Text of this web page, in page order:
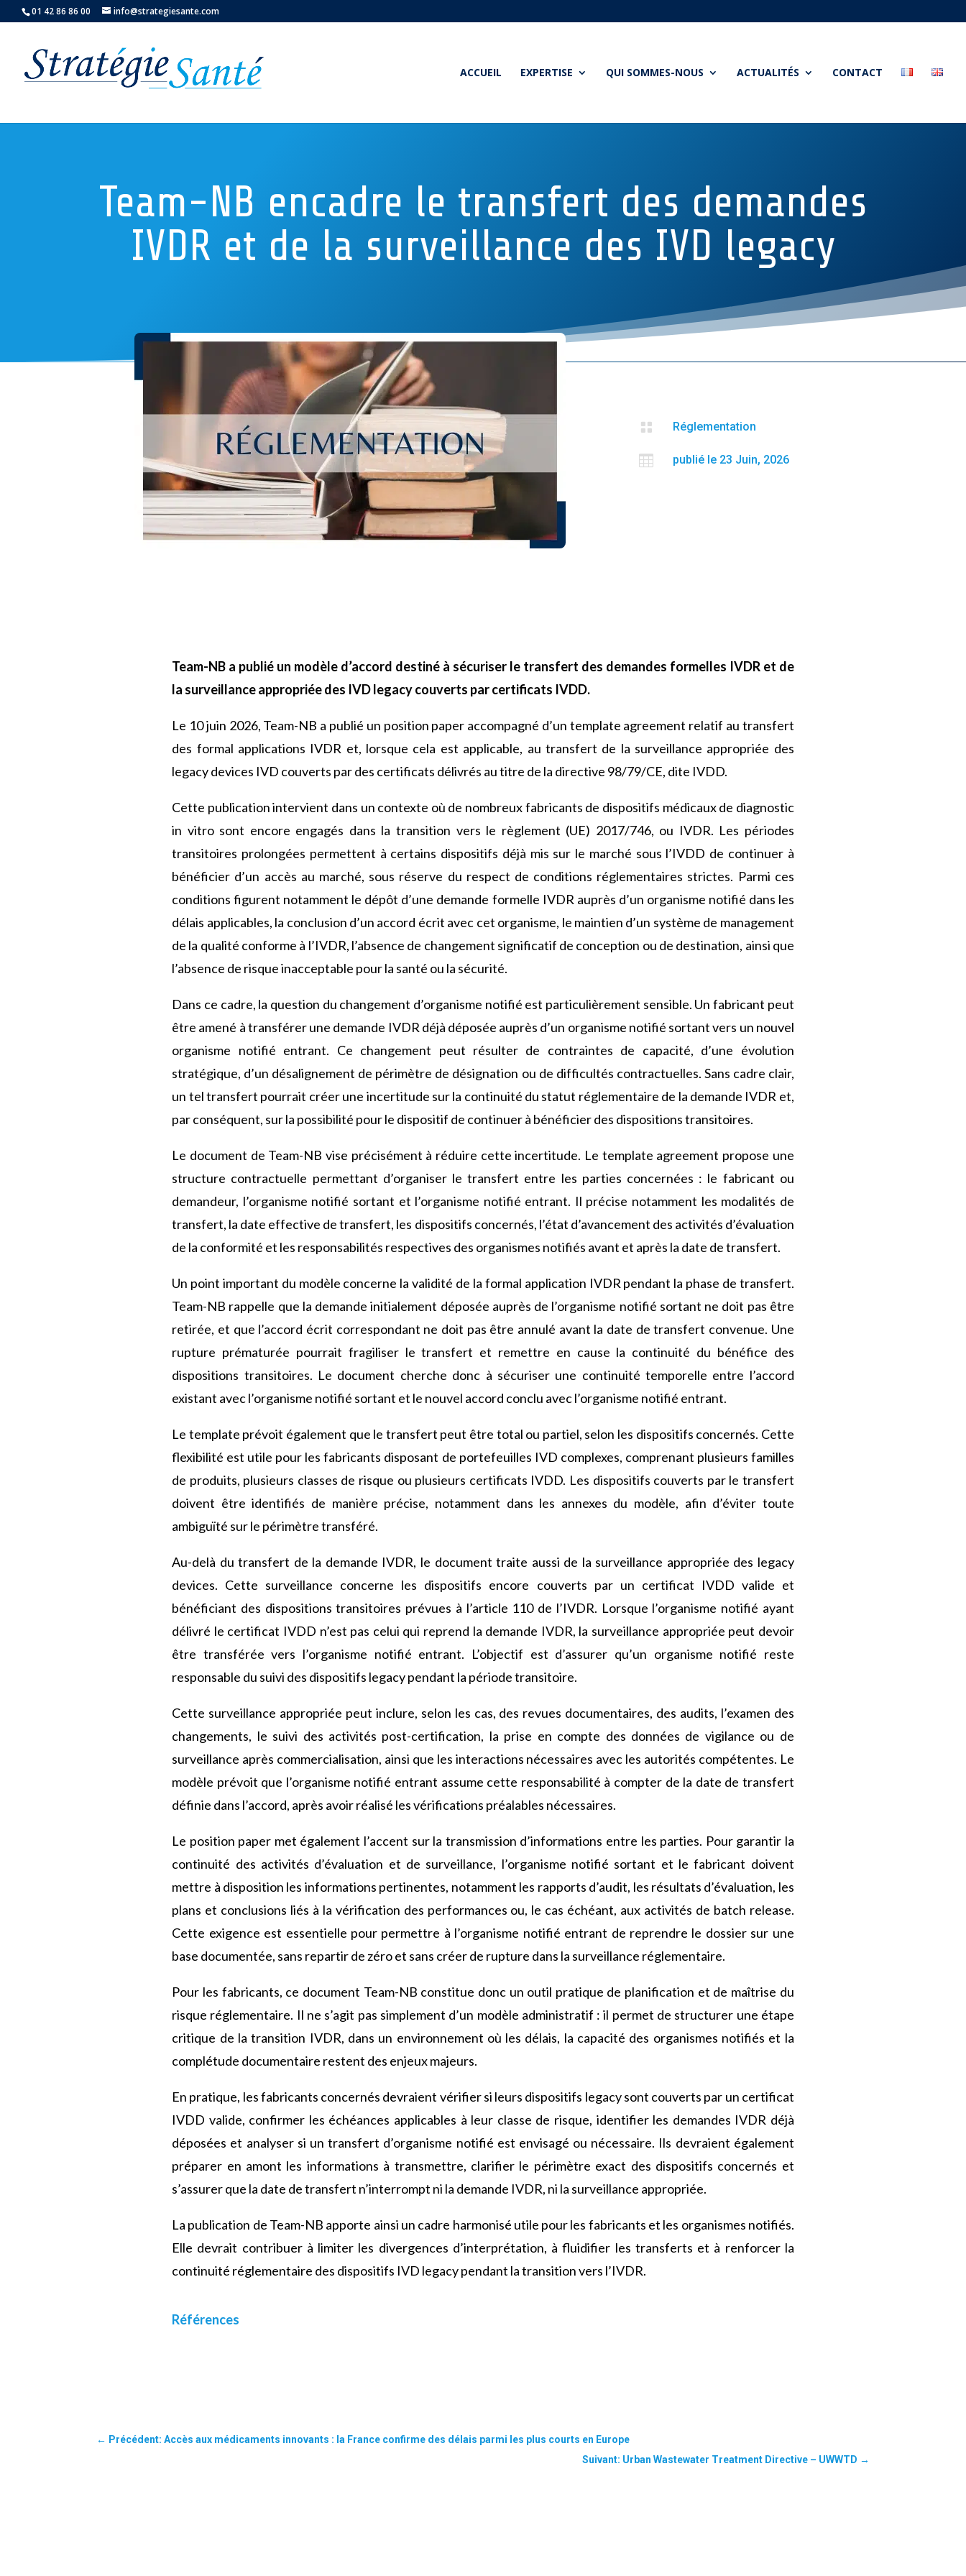
01 42 86 86 00 info@strategiesante.com
ACCUEIL EXPERTISE QUI SOMMES-NOUS ACTUALITÉS CONTACT
Team-NB encadre le transfert des demandes
IVDR et de la surveillance des IVD legacy
 Réglementation
 publié le 23 Juin, 2026
Team-NB a publié un modèle d’accord destiné à sécuriser le transfert des demandes formelles IVDR et de
la surveillance appropriée des IVD legacy couverts par certificats IVDD.
Le 10 juin 2026, Team-NB a publié un position paper accompagné d’un template agreement relatif au transfert
des formal applications IVDR et, lorsque cela est applicable, au transfert de la surveillance appropriée des
legacy devices IVD couverts par des certificats délivrés au titre de la directive 98/79/CE, dite IVDD.
Cette publication intervient dans un contexte où de nombreux fabricants de dispositifs médicaux de diagnostic
in vitro sont encore engagés dans la transition vers le règlement (UE) 2017/746, ou IVDR. Les périodes
transitoires prolongées permettent à certains dispositifs déjà mis sur le marché sous l’IVDD de continuer à
bénéficier d’un accès au marché, sous réserve du respect de conditions réglementaires strictes. Parmi ces
conditions figurent notamment le dépôt d’une demande formelle IVDR auprès d’un organisme notifié dans les
délais applicables, la conclusion d’un accord écrit avec cet organisme, le maintien d’un système de management
de la qualité conforme à l’IVDR, l’absence de changement significatif de conception ou de destination, ainsi que
l’absence de risque inacceptable pour la santé ou la sécurité.
Dans ce cadre, la question du changement d’organisme notifié est particulièrement sensible. Un fabricant peut
être amené à transférer une demande IVDR déjà déposée auprès d’un organisme notifié sortant vers un nouvel
organisme notifié entrant. Ce changement peut résulter de contraintes de capacité, d’une évolution
stratégique, d’un désalignement de périmètre de désignation ou de difficultés contractuelles. Sans cadre clair,
un tel transfert pourrait créer une incertitude sur la continuité du statut réglementaire de la demande IVDR et,
par conséquent, sur la possibilité pour le dispositif de continuer à bénéficier des dispositions transitoires.
Le document de Team-NB vise précisément à réduire cette incertitude. Le template agreement propose une
structure contractuelle permettant d’organiser le transfert entre les parties concernées : le fabricant ou
demandeur, l’organisme notifié sortant et l’organisme notifié entrant. Il précise notamment les modalités de
transfert, la date effective de transfert, les dispositifs concernés, l’état d’avancement des activités d’évaluation
de la conformité et les responsabilités respectives des organismes notifiés avant et après la date de transfert.
Un point important du modèle concerne la validité de la formal application IVDR pendant la phase de transfert.
Team-NB rappelle que la demande initialement déposée auprès de l’organisme notifié sortant ne doit pas être
retirée, et que l’accord écrit correspondant ne doit pas être annulé avant la date de transfert convenue. Une
rupture prématurée pourrait fragiliser le transfert et remettre en cause la continuité du bénéfice des
dispositions transitoires. Le document cherche donc à sécuriser une continuité temporelle entre l’accord
existant avec l’organisme notifié sortant et le nouvel accord conclu avec l’organisme notifié entrant.
Le template prévoit également que le transfert peut être total ou partiel, selon les dispositifs concernés. Cette
flexibilité est utile pour les fabricants disposant de portefeuilles IVD complexes, comprenant plusieurs familles
de produits, plusieurs classes de risque ou plusieurs certificats IVDD. Les dispositifs couverts par le transfert
doivent être identifiés de manière précise, notamment dans les annexes du modèle, afin d’éviter toute
ambiguïté sur le périmètre transféré.
Au-delà du transfert de la demande IVDR, le document traite aussi de la surveillance appropriée des legacy
devices. Cette surveillance concerne les dispositifs encore couverts par un certificat IVDD valide et
bénéficiant des dispositions transitoires prévues à l’article 110 de l’IVDR. Lorsque l’organisme notifié ayant
délivré le certificat IVDD n’est pas celui qui reprend la demande IVDR, la surveillance appropriée peut devoir
être transférée vers l’organisme notifié entrant. L’objectif est d’assurer qu’un organisme notifié reste
responsable du suivi des dispositifs legacy pendant la période transitoire.
Cette surveillance appropriée peut inclure, selon les cas, des revues documentaires, des audits, l’examen des
changements, le suivi des activités post-certification, la prise en compte des données de vigilance ou de
surveillance après commercialisation, ainsi que les interactions nécessaires avec les autorités compétentes. Le
modèle prévoit que l’organisme notifié entrant assume cette responsabilité à compter de la date de transfert
définie dans l’accord, après avoir réalisé les vérifications préalables nécessaires.
Le position paper met également l’accent sur la transmission d’informations entre les parties. Pour garantir la
continuité des activités d’évaluation et de surveillance, l’organisme notifié sortant et le fabricant doivent
mettre à disposition les informations pertinentes, notamment les rapports d’audit, les résultats d’évaluation, les
plans et conclusions liés à la vérification des performances ou, le cas échéant, aux activités de batch release.
Cette exigence est essentielle pour permettre à l’organisme notifié entrant de reprendre le dossier sur une
base documentée, sans repartir de zéro et sans créer de rupture dans la surveillance réglementaire.
Pour les fabricants, ce document Team-NB constitue donc un outil pratique de planification et de maîtrise du
risque réglementaire. Il ne s’agit pas simplement d’un modèle administratif : il permet de structurer une étape
critique de la transition IVDR, dans un environnement où les délais, la capacité des organismes notifiés et la
complétude documentaire restent des enjeux majeurs.
En pratique, les fabricants concernés devraient vérifier si leurs dispositifs legacy sont couverts par un certificat
IVDD valide, confirmer les échéances applicables à leur classe de risque, identifier les demandes IVDR déjà
déposées et analyser si un transfert d’organisme notifié est envisagé ou nécessaire. Ils devraient également
préparer en amont les informations à transmettre, clarifier le périmètre exact des dispositifs concernés et
s’assurer que la date de transfert n’interrompt ni la demande IVDR, ni la surveillance appropriée.
La publication de Team-NB apporte ainsi un cadre harmonisé utile pour les fabricants et les organismes notifiés.
Elle devrait contribuer à limiter les divergences d’interprétation, à fluidifier les transferts et à renforcer la
continuité réglementaire des dispositifs IVD legacy pendant la transition vers l’IVDR.
Références
← Précédent: Accès aux médicaments innovants : la France confirme des délais parmi les plus courts en Europe
Suivant: Urban Wastewater Treatment Directive – UWWTD →